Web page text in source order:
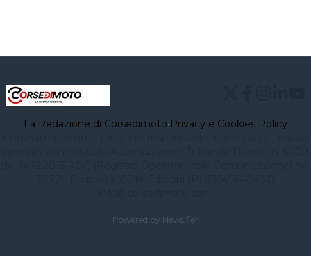
La Redazione di Corsedimoto•Privacy e Cookies Policy
Powered by Newsifier